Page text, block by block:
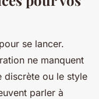
se lancer.
ne manquent
discrète ou le style
parler à